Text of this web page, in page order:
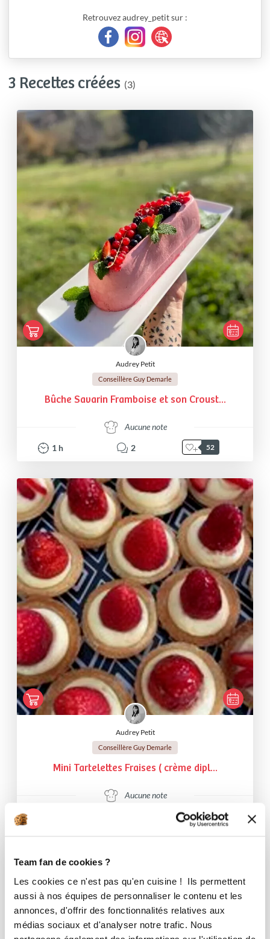
Team fan de cookies ?
Les cookies ce n'est pas qu'en cuisine ! Ils permettent
aussi à nos équipes de personnaliser le contenu et les
annonces, d'offrir des fonctionnalités relatives aux
médias sociaux et d'analyser notre trafic. Nous
Retrouvez audrey_petit sur :
3 Recettes créées (3)
Audrey Petit
Conseillère Guy Demarle
Bûche Savarin Framboise et son Croust...
Aucune note
1 h 2 52
Audrey Petit
Conseillère Guy Demarle
Mini Tartelettes Fraises ( crème dipl...
Aucune note
49